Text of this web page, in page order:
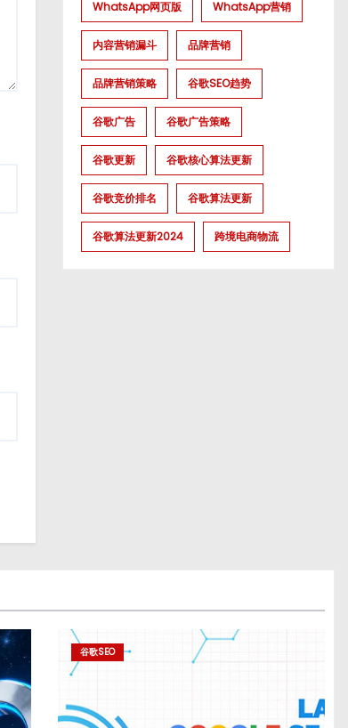
WhatsApp网页版 WhatsApp营销
内容营销漏斗 品牌营销
品牌营销策略 谷歌SEO趋势
谷歌广告 谷歌广告策略
谷歌更新 谷歌核心算法更新
谷歌竞价排名 谷歌算法更新
谷歌算法更新2024 跨境电商物流
谷歌SEO